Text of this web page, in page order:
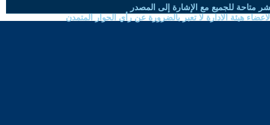
متاحة للجميع مع الإشارة إلى المصدر
هيئة الادارة لا تعبر بالضرورة عن رأي الحوار المتمدن